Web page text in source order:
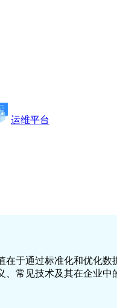
运维平台
于通过标准化和优化
、常见技术及其在企业中